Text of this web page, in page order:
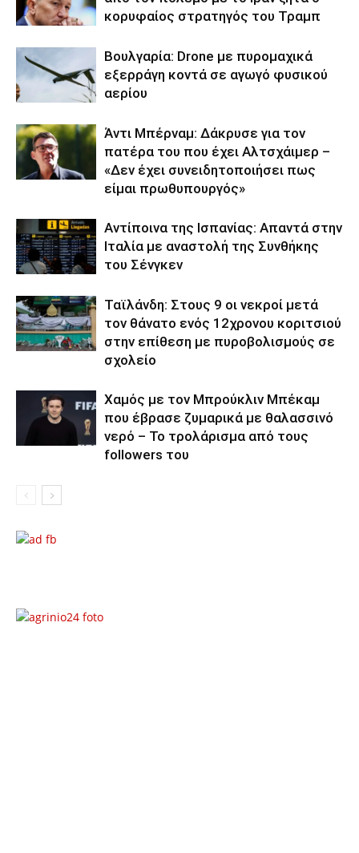
κορυφαίος στρατηγός του Τραμπ
Βουλγαρία: Drone με πυρομαχικά
εξερράγη κοντά σε αγωγό φυσικού
αερίου
Άντι Μπέρναμ: Δάκρυσε για τον
πατέρα του που έχει Αλτσχάιμερ –
«Δεν έχει συνειδητοποιήσει πως
είμαι πρωθυπουργός»
Αντίποινα της Ισπανίας: Απαντά στην
Ιταλία με αναστολή της Συνθήκης
του Σένγκεν
Ταϊλάνδη: Στους 9 οι νεκροί μετά
τον θάνατο ενός 12χρονου κοριτσιού
στην επίθεση με πυροβολισμούς σε
σχολείο
Χαμός με τον Μπρούκλιν Μπέκαμ
που έβρασε ζυμαρικά με θαλασσινό
νερό – Το τρολάρισμα από τους
followers του